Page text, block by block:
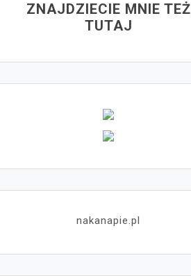
ZNAJDZIECIE MNIE TEŻ
TUTAJ
nakanapie.pl